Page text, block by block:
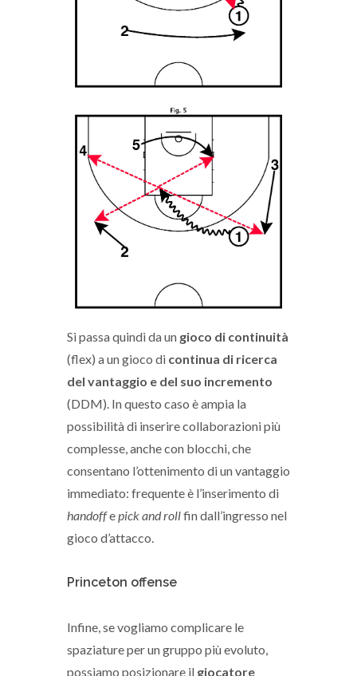
Si passa quindi da un gioco di continuità
(flex) a un gioco di continua di ricerca
del vantaggio e del suo incremento
(DDM). In questo caso è ampia la
possibilità di inserire collaborazioni più
complesse, anche con blocchi, che
consentano l’ottenimento di un vantaggio
immediato: frequente è l’inserimento di
handoffepick and rollfin dall’ingresso nel
gioco d’attacco.
Princeton offense
Infine, se vogliamo complicare le
spaziature per un gruppo più evoluto,
possiamo posizionare il giocatore